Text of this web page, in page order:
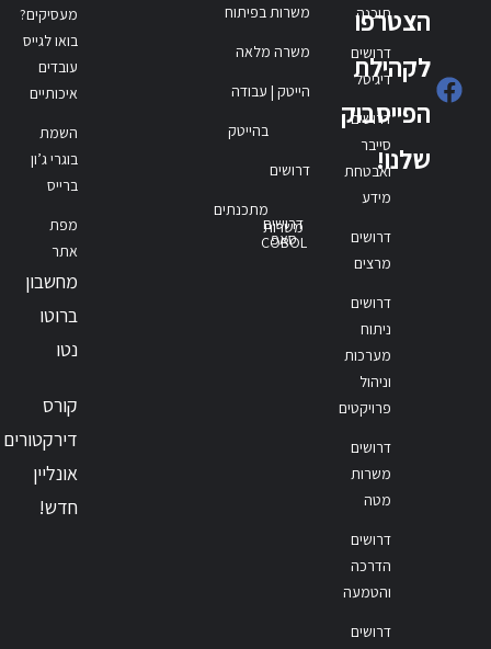
הצטרפו
לקהילת
הפייסבוק
שלנו!
תוכנה
דרושים
דיגיטל
דרושים
סייבר
ואבטחת
מידע
דרושים
מרצים
דרושים
ניתוח
מערכות
וניהול
פרויקטים
דרושים
משרות
מטה
דרושים
הדרכה
והטמעה
דרושים
משרות בפיתוח
משרה מלאה
הייטק | עבודה
בהייטק
דרושים
מתכנתים
דרושים
סאפ
משרות
COBOL
מעסיקים?
בואו לגייס
עובדים
איכותיים
השמת
בוגרי ג’ון
ברייס
מפת
אתר
מחשבון
ברוטו
נטו
קורס
דירקטורים
אונליין
חדש!